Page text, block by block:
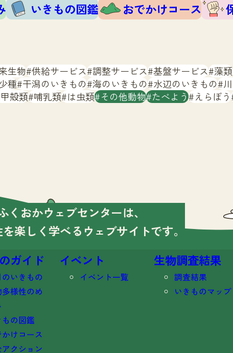
いきもの図鑑 おでかけコース
生物 供給サービス 調整サービス 基盤サービス 藻類
種 干潟のいきもの 海のいきもの 水辺のいきもの
甲殻類 哺乳類 は虫類 その他動物 たべよう えらぼう
くおかウェブセンターは、
楽しく学べる ウェブサイトです。
ガイド
のいきもの
様性のめ
もの図鑑
けコース
クション
イベント
イベント一覧
生物調査結果
調査結果
いきものマップ